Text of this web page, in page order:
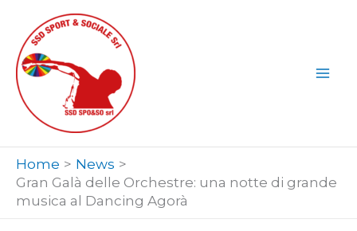
contenuto
Home
News
Gran Galà delle Orchestre: una notte di grande
musica al Dancing Agorà